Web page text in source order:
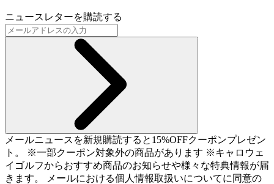
ニュースレターを購読する
メールニュースを新規購読すると15%OFFクーポンプレゼン
ト。 ※一部クーポン対象外の商品があります ※キャロウェ
イゴルフからおすすめ商品のお知らせや様々な特典情報が届
きます。 メールにおける個人情報取扱いについてに同意の